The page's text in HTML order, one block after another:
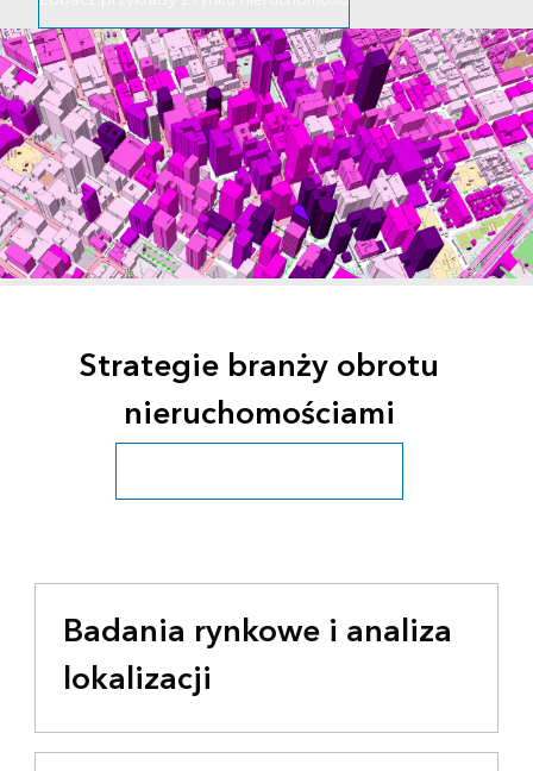
Strategie branży obrotu
nieruchomościami
Zobacz wszystkie branże działalności
Badania rynkowe i analiza
lokalizacji